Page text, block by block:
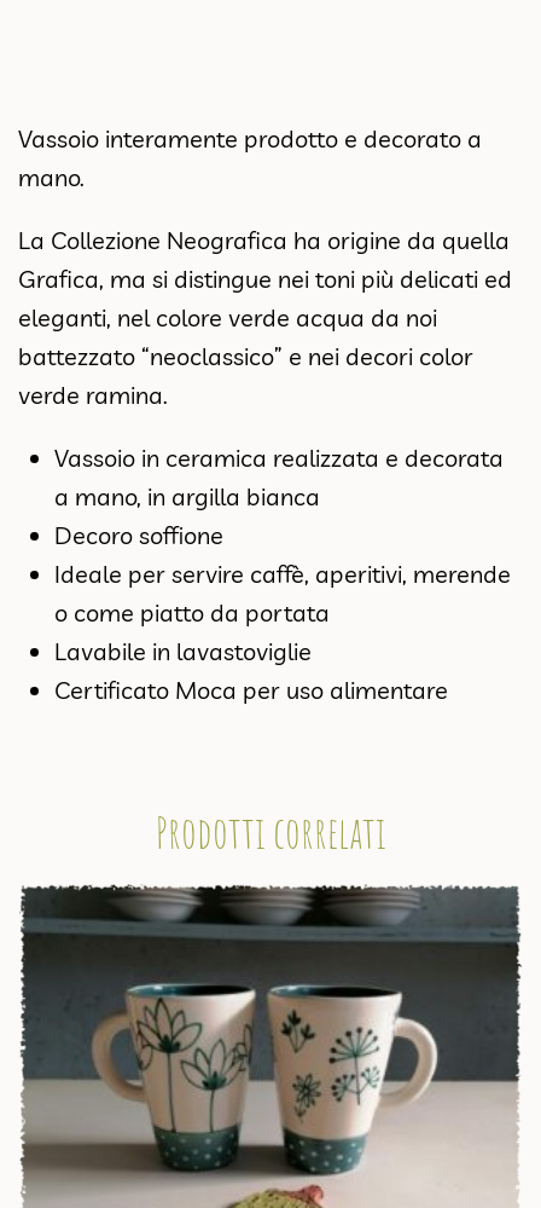
Vassoio interamente prodotto e decorato a
mano.
La Collezione Neografica ha origine da quella
Grafica, ma si distingue nei toni più delicati ed
eleganti, nel colore verde acqua da noi
battezzato “neoclassico” e nei decori color
verde ramina.
Vassoio in ceramica realizzata e decorata
a mano, in argilla bianca
Decoro soffione
Ideale per servire caffè, aperitivi, merende
o come piatto da portata
Lavabile in lavastoviglie
Certificato Moca per uso alimentare
Prodotti correlati